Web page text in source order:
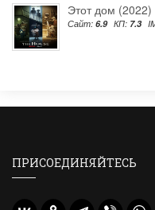
Этот дом (2022)
Сайт: 6.9 КП: 7.3
ПРИСОЕДИНЯЙТЕСЬ